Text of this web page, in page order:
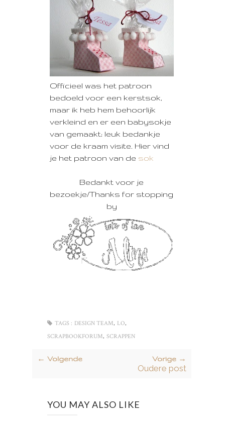
Officieel was het patroon
bedoeld voor een kerstsok,
maar ik heb hem behoorlijk
verkleind en er een babysokje
van gemaakt; leuk bedankje
voor de kraam visite. Hier vind
je het patroon van de sok
Bedankt voor je
bezoekje/Thanks for stopping
by
TAGS : DESIGN TEAM, LO,
SCRAPBOOKFORUM, SCRAPPEN
← Volgende Vorige →
Oudere post
YOU MAY ALSO LIKE